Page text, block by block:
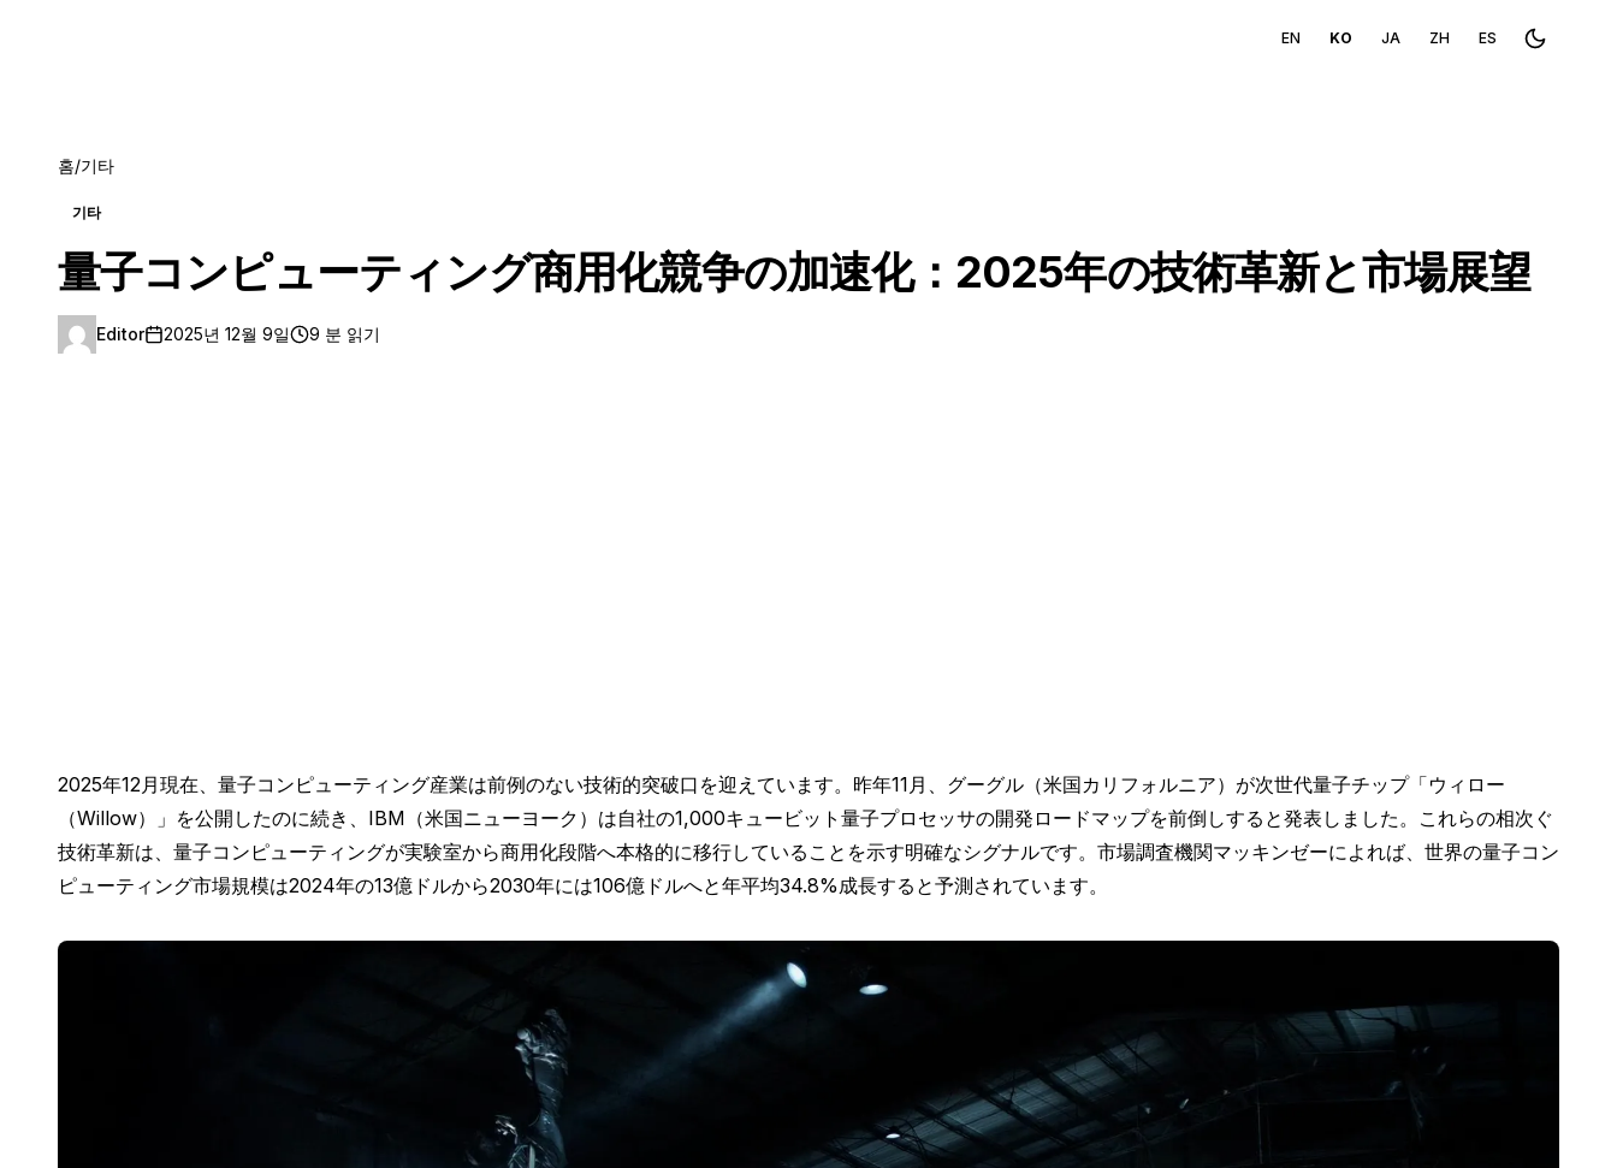
EN KO JA ZH ES Toggle
홈/기타
기타
量子コンピューティング商用化競争の加速化：2025年の技術革新と市場展望
Editor 2025년 12월 9일 9 분 읽기
2025年12月現在、量子コンピューティング産業は前例のない技術的突破口を迎えています。昨年11月、グーグル（米国カリフォルニア）が次世代量子チップ「ウィロー
（Willow）」を公開したのに続き、IBM（米国ニューヨーク）は自社の1,000キュービット量子プロセッサの開発ロードマップを前倒しすると発表しました。これらの相次ぐ
技術革新は、量子コンピューティングが実験室から商用化段階へ本格的に移行していることを示す明確なシグナルです。市場調査機関マッキンゼーによれば、世界の量子コン
ピューティング市場規模は2024年の13億ドルから2030年には106億ドルへと年平均34.8%成長すると予測されています。